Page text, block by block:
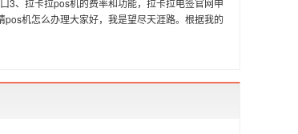
3、拉卡拉pos机的费率和功能，拉卡拉电签官网申
pos机怎么办理大家好，我是望尽天涯路。根据我的